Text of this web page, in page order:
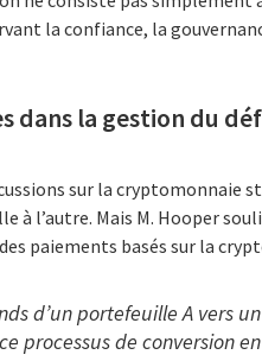
la confiance, la
dans la gestion du
sur la cryptomonnaie
à l’autre. Mais M. Hooper
paiements basés sur la
d’un portefeuille A vers
processus de conversion